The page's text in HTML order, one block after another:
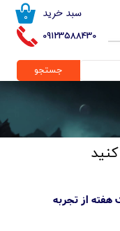
09123588430
۰ سبد خرید
جستجو
هفته از تجربه